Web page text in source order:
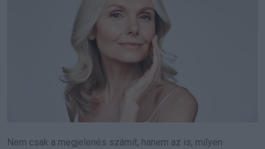
Nem csak a megjelenés számít, hanem az is, milyen